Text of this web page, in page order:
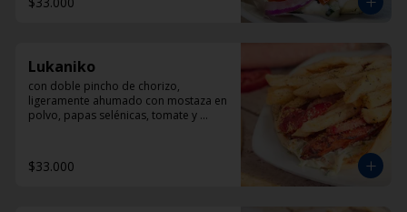
Lukaniko
con doble pincho de chorizo,
ligeramente ahumado con mostaza en
polvo, papas selénicas, tomate y
$33.000